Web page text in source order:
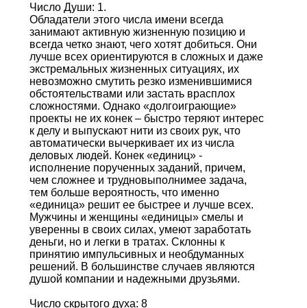
Число Души: 1.
Обладатели этого числа имени всегда
занимают активную жизненную позицию и
всегда четко знают, чего хотят добиться. Они
лучше всех ориентируются в сложных и даже
экстремальных жизненных ситуациях, их
невозможно смутить резко изменившимися
обстоятельствами или застать врасплох
сложностями. Однако «долгоиграющие»
проекты не их конек – быстро теряют интерес
к делу и выпускают нити из своих рук, что
автоматически вычеркивает их из числа
деловых людей. Конек «единиц» -
исполнение порученных заданий, причем,
чем сложнее и трудновыполнимее задача,
тем больше вероятность, что именно
«единица» решит ее быстрее и лучше всех.
Мужчины и женщины «единицы» смелы и
уверенны в своих силах, умеют заработать
деньги, но и легки в тратах. Склонны к
принятию импульсивных и необдуманных
решений. В большинстве случаев являются
душой компании и надежными друзьями.
Число скрытого духа: 8